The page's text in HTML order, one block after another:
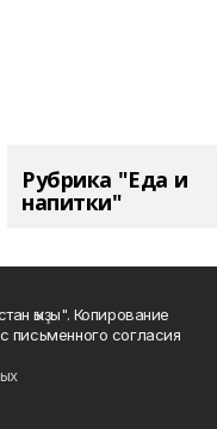
Рубрика "Еда и
напитки"
ҡыҙы". Копирование
письменного согласия